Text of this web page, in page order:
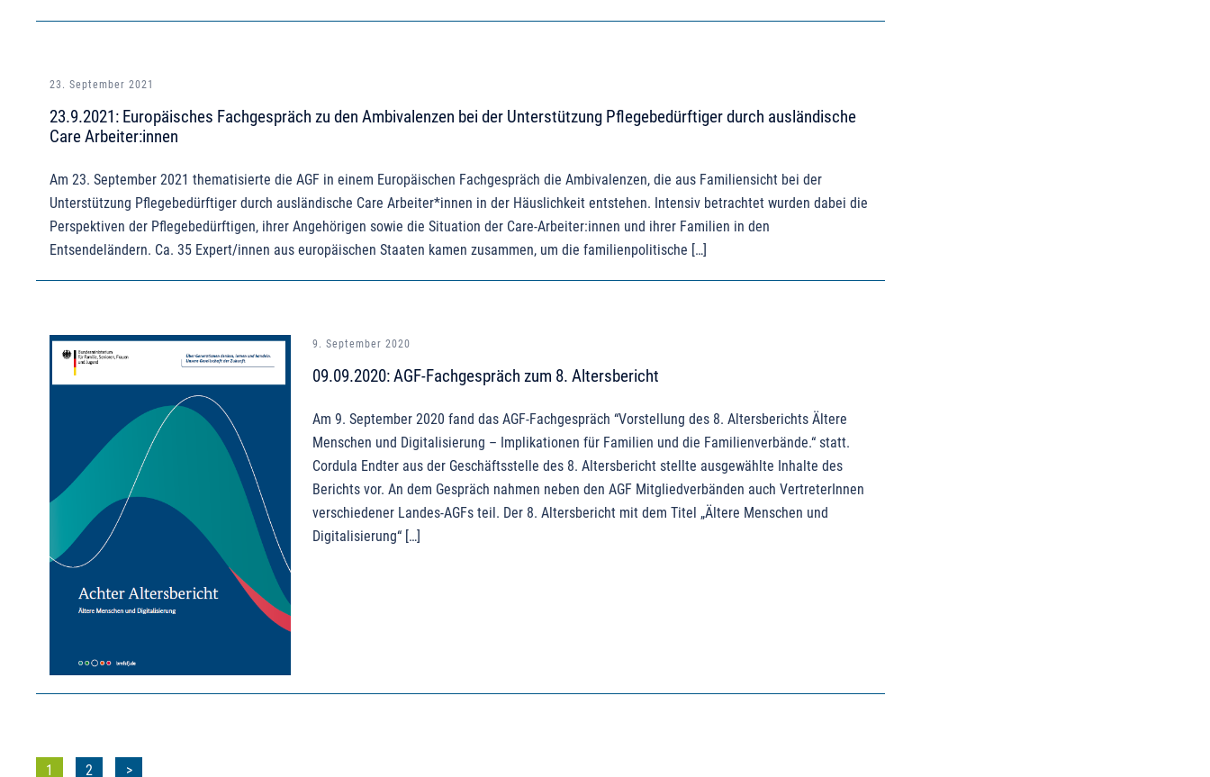
23. September 2021
23.9.2021: Europäisches Fachgespräch zu den Ambivalenzen bei der Unterstützung Pflegebedürftiger durch ausländische
Care Arbeiter:innen
Am 23. September 2021 thematisierte die AGF in einem Europäischen Fachgespräch die Ambivalenzen, die aus Familiensicht bei der
Unterstützung Pflegebedürftiger durch ausländische Care Arbeiter*innen in der Häuslichkeit entstehen. Intensiv betrachtet wurden dabei die
Perspektiven der Pflegebedürftigen, ihrer Angehörigen sowie die Situation der Care-Arbeiter:innen und ihrer Familien in den
Entsendeländern. Ca. 35 Expert/innen aus europäischen Staaten kamen zusammen, um die familienpolitische […]
9. September 2020
09.09.2020: AGF-Fachgespräch zum 8. Altersbericht
Am 9. September 2020 fand das AGF-Fachgespräch “Vorstellung des 8. Altersberichts Ältere
Menschen und Digitalisierung – Implikationen für Familien und die Familienverbände.“ statt.
Cordula Endter aus der Geschäftsstelle des 8. Altersbericht stellte ausgewählte Inhalte des
Berichts vor. An dem Gespräch nahmen neben den AGF Mitgliedverbänden auch VertreterInnen
verschiedener Landes-AGFs teil. Der 8. Altersbericht mit dem Titel „Ältere Menschen und
Digitalisierung“ […]
Seitennummerierung
1 2 >